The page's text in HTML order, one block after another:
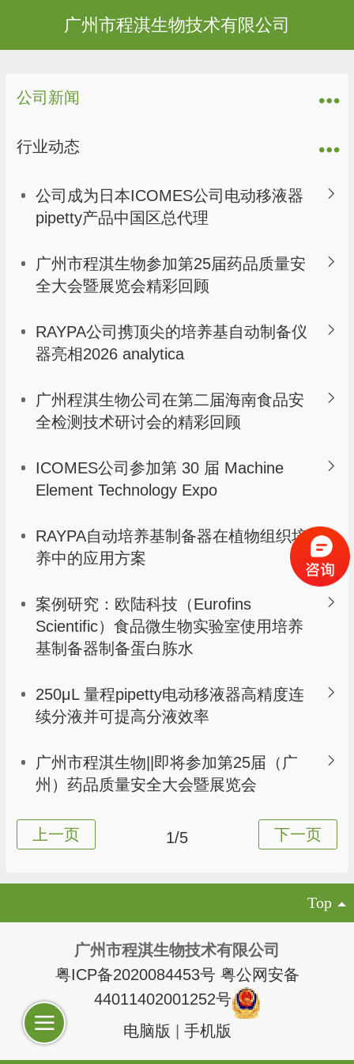
广州市程淇生物技术有限公司
公司新闻
行业动态
公司成为日本ICOMES公司电动移液器
pipetty产品中国区总代理
广州市程淇生物参加第25届药品质量安
全大会暨展览会精彩回顾
RAYPA公司携顶尖的培养基自动制备仪
器亮相2026 analytica
广州程淇生物公司在第二届海南食品安
全检测技术研讨会的精彩回顾
ICOMES公司参加第 30 届 Machine
Element Technology Expo
RAYPA自动培养基制备器在植物组织培
养中的应用方案
案例研究：欧陆科技（Eurofins
Scientific）食品微生物实验室使用培养
基制备器制备蛋白胨水
250μL 量程pipetty电动移液器高精度连
续分液并可提高分液效率
广州市程淇生物||即将参加第25届（广
州）药品质量安全大会暨展览会
1/5
Top
广州市程淇生物技术有限公司
粤ICP备2020084453号 粤公网安备
44011402001252号
电脑版
手机版